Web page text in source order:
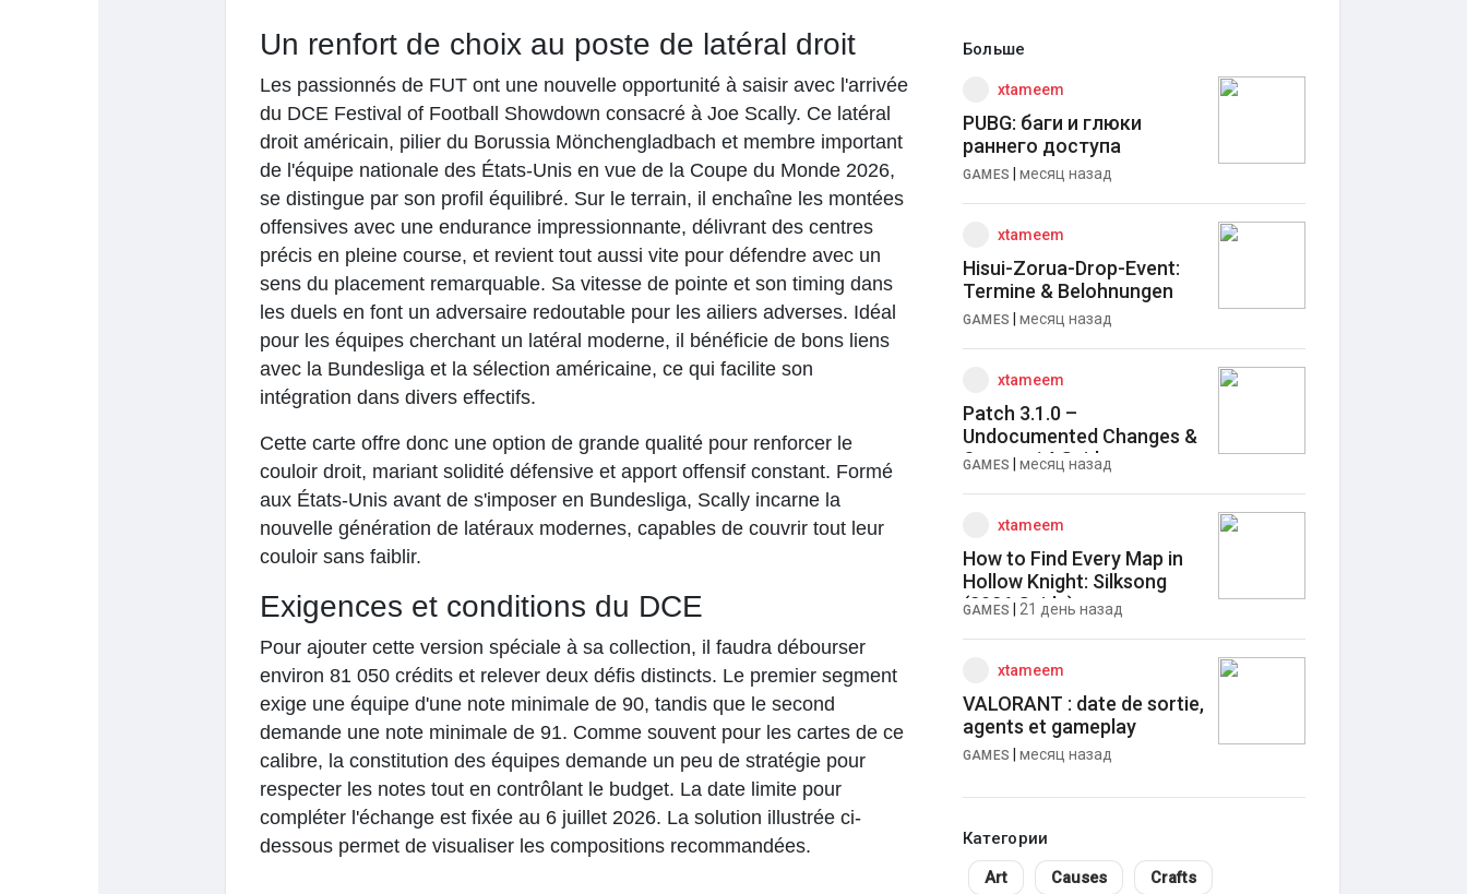
Найти сообщения
Un renfort de choix au poste de latéral droit
Les passionnés de FUT ont une nouvelle opportunité à saisir avec l'arrivée
du DCE Festival of Football Showdown consacré à Joe Scally. Ce latéral
droit américain, pilier du Borussia Mönchengladbach et membre important
de l'équipe nationale des États-Unis en vue de la Coupe du Monde 2026,
se distingue par son profil équilibré. Sur le terrain, il enchaîne les montées
offensives avec une endurance impressionnante, délivrant des centres
précis en pleine course, et revient tout aussi vite pour défendre avec un
sens du placement remarquable. Sa vitesse de pointe et son timing dans
les duels en font un adversaire redoutable pour les ailiers adverses. Idéal
pour les équipes cherchant un latéral moderne, il bénéficie de bons liens
avec la Bundesliga et la sélection américaine, ce qui facilite son
intégration dans divers effectifs.
Cette carte offre donc une option de grande qualité pour renforcer le
couloir droit, mariant solidité défensive et apport offensif constant. Formé
aux États-Unis avant de s'imposer en Bundesliga, Scally incarne la
nouvelle génération de latéraux modernes, capables de couvrir tout leur
couloir sans faiblir.
Exigences et conditions du DCE
Pour ajouter cette version spéciale à sa collection, il faudra débourser
environ 81 050 crédits et relever deux défis distincts. Le premier segment
exige une équipe d'une note minimale de 90, tandis que le second
demande une note minimale de 91. Comme souvent pour les cartes de ce
calibre, la constitution des équipes demande un peu de stratégie pour
respecter les notes tout en contrôlant le budget. La date limite pour
compléter l'échange est fixée au 6 juillet 2026. La solution illustrée ci-
dessous permet de visualiser les compositions recommandées.
Больше
xtameem
PUBG: баги и глюки
раннего доступа
GAMES |месяц назад
xtameem
Hisui-Zorua-Drop-Event:
Termine & Belohnungen
GAMES |месяц назад
xtameem
Patch 3.1.0 –
Undocumented Changes &
Season 14 Guide
GAMES |месяц назад
xtameem
How to Find Every Map in
Hollow Knight: Silksong
(2026 Guide)
GAMES 21 день назад
xtameem
VALORANT : date de sortie,
agents et gameplay
GAMES |месяц назад
Категории
Art Causes Crafts